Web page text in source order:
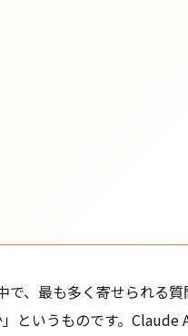
で、最も多く寄せられる質
というものです。Claude